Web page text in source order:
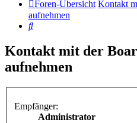
Foren-Übersicht Kontakt
aufnehmen
Suche
Kontakt mit der
aufnehmen
Empfänger:
Administrator